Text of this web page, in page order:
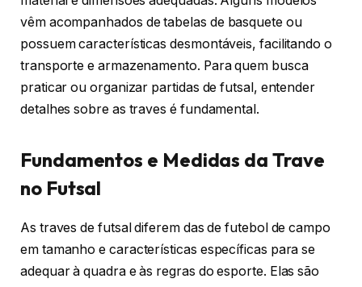
vêm acompanhados de tabelas de basquete ou
possuem características desmontáveis, facilitando o
transporte e armazenamento. Para quem busca
praticar ou organizar partidas de futsal, entender
detalhes sobre as traves é fundamental.
Fundamentos e Medidas da Trave
no Futsal
As traves de futsal diferem das de futebol de campo
em tamanho e características específicas para se
adequar à quadra e às regras do esporte. Elas são